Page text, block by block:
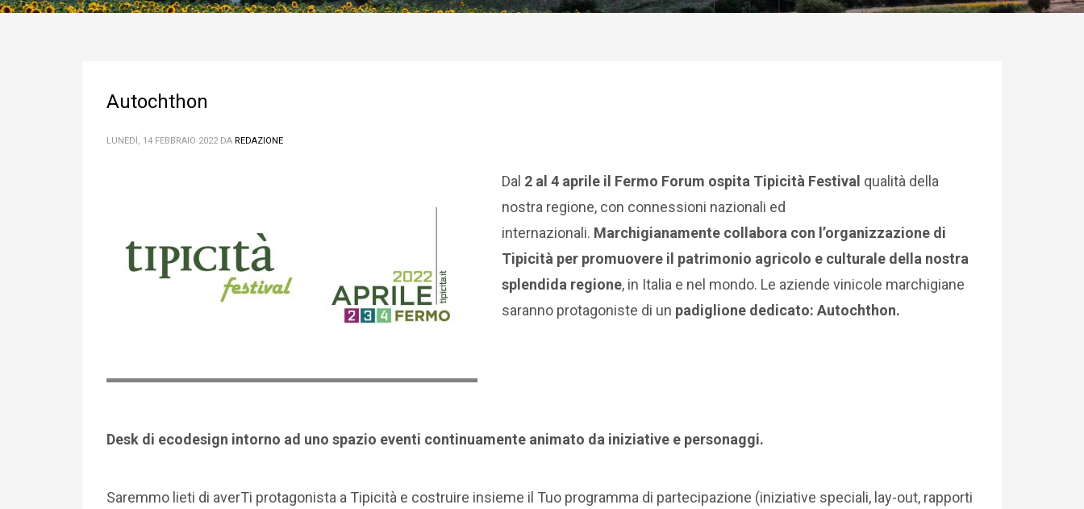
Autochthon
LUNEDÌ, 14 FEBBRAIO 2022 DA REDAZIONE
Dal 2 al 4 aprile il Fermo Forum ospita Tipicità Festival qualità della
nostra regione, con connessioni nazionali ed
internazionali. Marchigianamente collabora con l’organizzazione di
Tipicità per promuovere il patrimonio agricolo e culturale della nostra
splendida regione, in Italia e nel mondo. Le aziende vinicole marchigiane
saranno protagoniste di un padiglione dedicato: Autochthon.
Desk di ecodesign intorno ad uno spazio eventi continuamente animato da iniziative e personaggi.
Saremmo lieti di averTi protagonista a Tipicità e costruire insieme il Tuo programma di partecipazione (iniziative speciali, lay-out, rapporti